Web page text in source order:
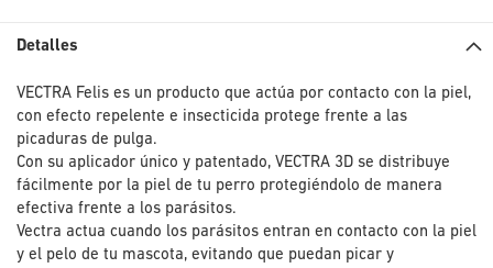
Detalles
VECTRA Felis es un producto que actúa por contacto con la piel,
con efecto repelente e insecticida protege frente a las
picaduras de pulga.
Con su aplicador único y patentado, VECTRA 3D se distribuye
fácilmente por la piel de tu perro protegiéndolo de manera
efectiva frente a los parásitos.
Vectra actua cuando los parásitos entran en contacto con la piel
y el pelo de tu mascota, evitando que puedan picar y